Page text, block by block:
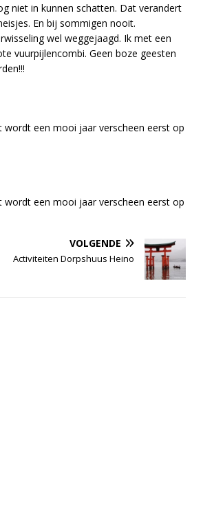
niet in kunnen schatten. Dat verandert
En bij sommigen nooit.
wel weggejaagd. Ik met een
vuurpijlencombi. Geen boze geesten
wordt een mooi jaar verscheen eerst op
wordt een mooi jaar verscheen eerst op
VOLGENDE
Activiteiten Dorpshuus Heino